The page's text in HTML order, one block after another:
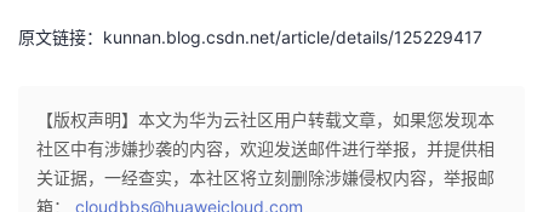
堂
的
课
我
的
我
我
技
术
的
云
原文链接：kunnan.blog.csdn.net/article/details/125229417
【版权声明】本文为华为云社区用户转载文章，如果您发现本
社区中有涉嫌抄袭的内容，欢迎发送邮件进行举报，并提供相
关证据，一经查实，本社区将立刻删除涉嫌侵权内容，举报邮
箱： cloudbbs@huaweicloud.com